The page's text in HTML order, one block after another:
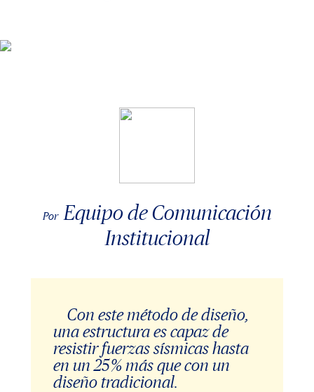
Por Equipo de Comunicación
Institucional
Con este método de diseño,
una estructura es capaz de
resistir fuerzas sísmicas hasta
en un 25 % más que con un
diseño tradicional.